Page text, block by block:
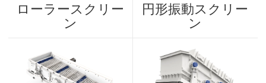
ローラースクリー
ン
円形振動スクリー
ン